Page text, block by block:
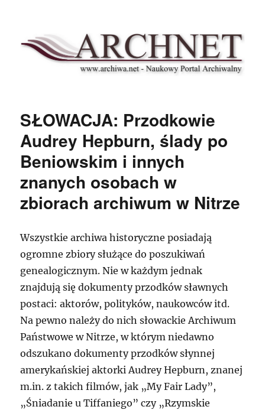
Archnet
SŁOWACJA: Przodkowie
Audrey Hepburn, ślady po
Beniowskim i innych
znanych osobach w
zbiorach archiwum w Nitrze
Wszystkie archiwa historyczne posiadają
ogromne zbiory służące do poszukiwań
genealogicznym. Nie w każdym jednak
znajdują się dokumenty przodków sławnych
postaci: aktorów, polityków, naukowców itd.
Na pewno należy do nich słowackie Archiwum
Państwowe w Nitrze, w którym niedawno
odszukano dokumenty przodków słynnej
amerykańskiej aktorki Audrey Hepburn, znanej
m.in. z takich filmów, jak „My Fair Lady”,
„Śniadanie u Tiffaniego” czy „Rzymskie